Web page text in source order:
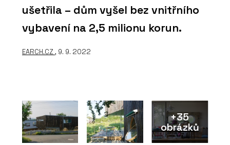
ušetřila – dům vyšel bez vnitřního
vybavení na 2,5 milionu korun.
EARCH.CZ , 9. 9. 2022
+35
obrázků